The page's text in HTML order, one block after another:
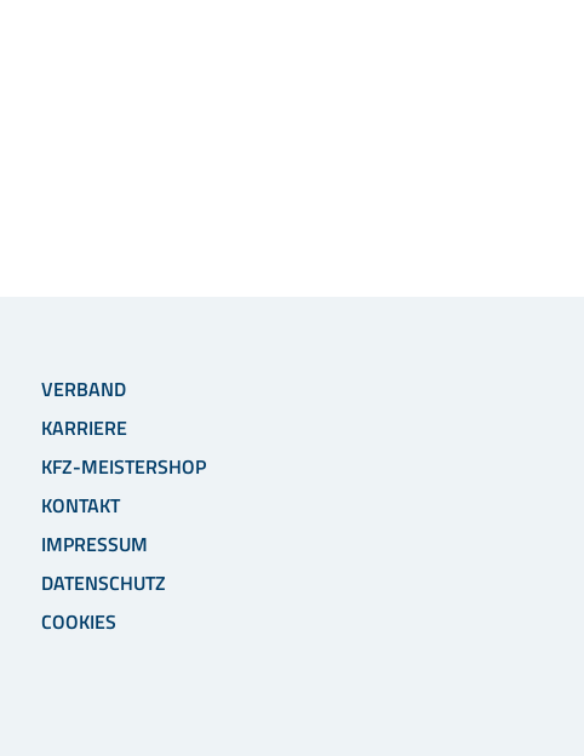
VERBAND
KARRIERE
KFZ-MEISTERSHOP
KONTAKT
IMPRESSUM
DATENSCHUTZ
COOKIES